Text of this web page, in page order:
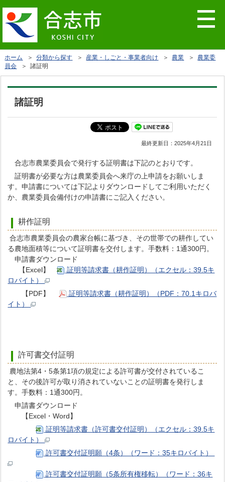
ホーム ＞分類から探す ＞ 産業・しごと・事業者向け ＞ 農業 ＞ 農業委
員会 ＞ 諸証明
諸証明
最終更新日：2025年4月21日
合志市農業委員会で発行する証明書は下記のとおりです。
証明書が必要な方は農業委員会へ来庁の上申請をお願いしま
す。申請書については下記よりダウンロードしてご利用いただく
か、農業委員会備付けの申請書にご記入ください。
耕作証明
合志市農業委員会の農家台帳に基づき、その世帯での耕作してい
る農地面積等について証明書を交付します。手数料：1通300円。
申請書ダウンロード
【Excel】
証明等請求書（耕作証明）（エクセル：39.5キ
ロバイト）
【PDF】
証明等請求書（耕作証明）（PDF：70.1キロバ
イト）
許可書交付証明
農地法第4・5条第1項の規定による許可書が交付されているこ
と、その後許可が取り消されていないことの証明書を発行しま
す。手数料：1通300円。
申請書ダウンロード
【Excel・Word】
証明等請求書（許可書交付証明）（エクセル：39.5キ
ロバイト）
許可書交付証明願（4条）（ワード：35キロバイト）
許可書交付証明願（5条所有権移転）（ワード：36キ